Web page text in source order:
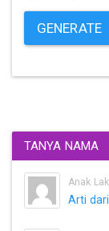
GENERATE
TANYA NAMA
Anak
Arti